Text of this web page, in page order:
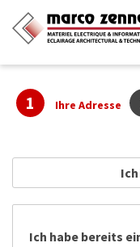
1 Ihre Adresse
Ich habe bereits